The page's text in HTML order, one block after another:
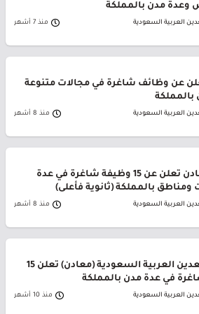
وعدة مدن بالمملكة
العربية السعودية منذ 7 أشهر
عن وظائف شاغرة في مجالات متنوعة
بالمملكة
العربية السعودية منذ 8 أشهر
شركة معادن تعلن عن 15 وظيفة شاغرة في عدة
بالمملكة (ثانوية فأعلى)
العربية السعودية منذ 8 أشهر
شركة التعدين العربية السعودية (معادن) تعلن 15
في عدة مدن بالمملكة
العربية السعودية منذ 10 أشهر